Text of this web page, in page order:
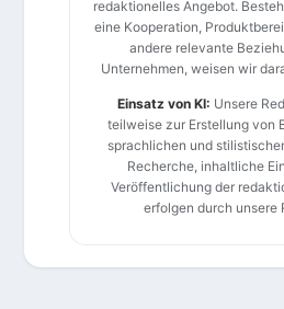
redaktionelles Angebot.
eine Kooperation,
andere relevante
Unternehmen, weisen wir
Einsatz von KI: Unsere
teilweise zur Erstellung von
sprachlichen und
Recherche, inhaltliche
Veröffentlichung der
erfolgen durch unsere